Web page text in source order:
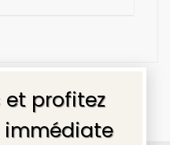
et profitez
immédiate